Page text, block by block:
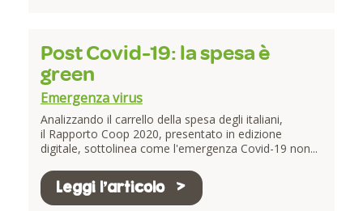
Post Covid-19: la spesa è
green
Emergenza virus
Analizzando il carrello della spesa degli italiani,
il Rapporto Coop 2020, presentato in edizione
digitale, sottolinea come l'emergenza Covid-19 non...
Leggi l'articolo